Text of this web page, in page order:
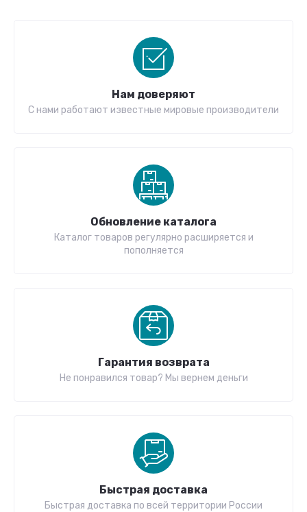
Нам доверяют
С нами работают известные мировые производители
Обновление каталога
Каталог товаров регулярно расширяется и
пополняется
Гарантия возврата
Не понравился товар? Мы вернем деньги
Быстрая доставка
Быстрая доставка по всей территории России